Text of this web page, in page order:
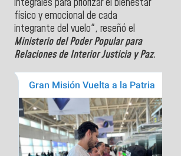
integrales para priorizar el bienestar
físico y emocional de cada
integrante del vuelo", reseñó el
Ministerio del Poder Popular para
Relaciones de Interior Justicia y Paz.